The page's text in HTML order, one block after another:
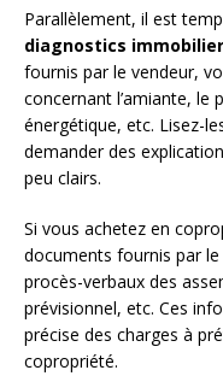
Parallèlement, il est
diagnostics
fournis par le vendeur,
concernant l’amiante, le
énergétique, etc. Lisez-
demander des
peu clairs.
Si vous achetez en
documents fournis par
procès-verbaux des
prévisionnel, etc. Ces
précise des charges à
copropriété.